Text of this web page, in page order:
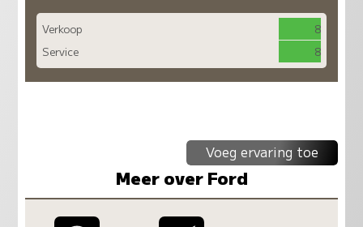
Verkoop
8
Service
8
Voeg ervaring toe
Meer over Ford